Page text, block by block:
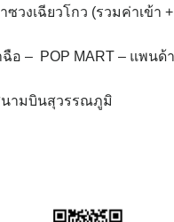
งเฉียวโกว (รวมค่าเข้า +
อ – POP MART – แพนด้
นามบินสุวรรณภูมิ